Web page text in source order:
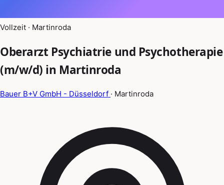
Vollzeit · Martinroda
Oberarzt Psychiatrie und Psychotherapie
(m/w/d) in Martinroda
Bauer B+V GmbH - Düsseldorf · Martinroda